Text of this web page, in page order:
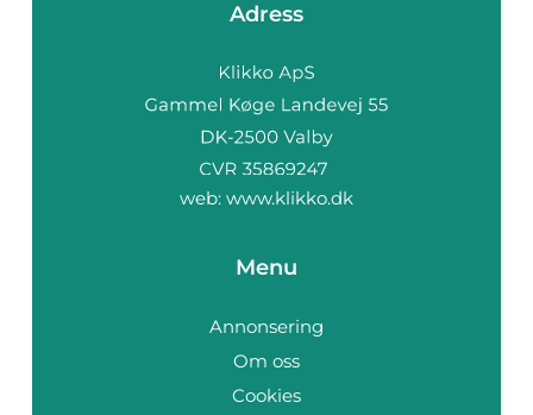
Adress
web: www.klikko.dk
Menu
Annonsering
Om oss
Cookies